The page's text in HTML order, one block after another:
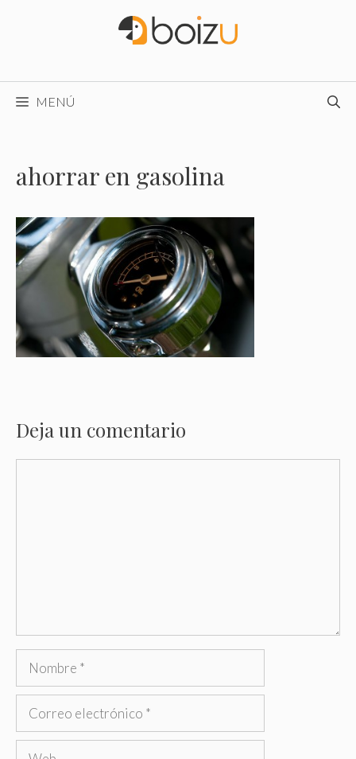
MENÚ
ahorrar en gasolina
Deja un comentario
Nombre
Correo
Web